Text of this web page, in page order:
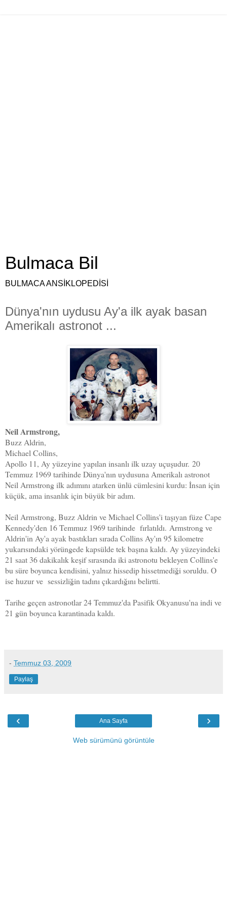
Bulmaca Bil
BULMACA ANSİKLOPEDİSİ
Dünya'nın uydusu Ay'a ilk ayak basan
Amerikalı astronot ...
Neil Armstrong,
Buzz Aldrin,
Michael Collins,
Apollo 11, Ay yüzeyine yapılan insanlı ilk uzay uçuşudur. 20
Temmuz 1969 tarihinde Dünya'nın uydusuna Amerikalı astronot
Neil Armstrong ilk adımını atarken ünlü cümlesini kurdu: İnsan için
küçük, ama insanlık için büyük bir adım.
Neil Armstrong, Buzz Aldrin ve Michael Collins'i taşıyan füze Cape
Kennedy'den 16 Temmuz 1969 tarihinde fırlatıldı. Armstrong ve
Aldrin'in Ay'a ayak bastıkları sırada Collins Ay'ın 95 kilometre
yukarısındaki yörüngede kapsülde tek başına kaldı. Ay yüzeyindeki
21 saat 36 dakikalık keşif sırasında iki astronotu bekleyen Collins'e
bu süre boyunca kendisini, yalnız hissedip hissetmediği soruldu. O
ise huzur ve sessizliğin tadını çıkardığını belirtti.
Tarihe geçen astronotlar 24 Temmuz'da Pasifik Okyanusu'na indi ve
21 gün boyunca karantinada kaldı.
- Temmuz 03, 2009
Paylaş
‹ ›
Ana Sayfa
Web sürümünü görüntüle